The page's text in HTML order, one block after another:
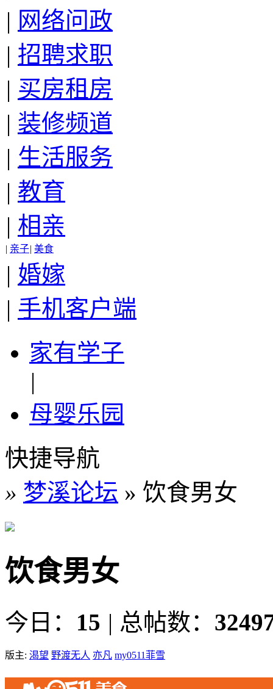
| 网络问政
| 招聘求职
| 买房租房
| 装修频道
| 生活服务
| 教育
| 相亲
| 亲子| 美食
| 婚嫁
| 手机客户端
家有学子
|
母婴乐园
快捷导航
» 梦溪论坛 » 饮食男女
饮食男女
今日： 15 | 总帖数：
版主: 渴望 野渡无人 亦凡 my0511菲雪